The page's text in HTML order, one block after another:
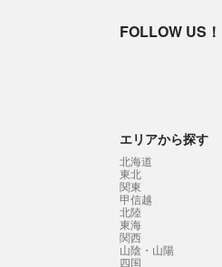
FOLLOW US！
エリアから探す
北海道
東北
関東
甲信越
北陸
東海
関西
山陰・山陽
四国